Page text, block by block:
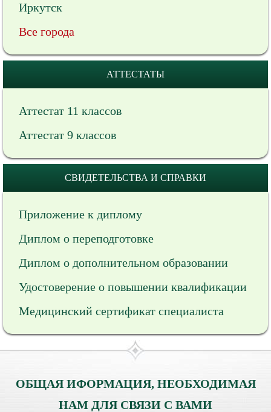
Иркутск
Все города
АТТЕСТАТЫ
Аттестат 11 классов
Аттестат 9 классов
СВИДЕТЕЛЬСТВА И СПРАВКИ
Приложение к диплому
Диплом о переподготовке
Диплом о дополнительном образовании
Удостоверение о повышении квалификации
Медицинский сертификат специалиста
ОБЩАЯ ИФОРМАЦИЯ, НЕОБХОДИМАЯ
НАМ ДЛЯ СВЯЗИ С ВАМИ